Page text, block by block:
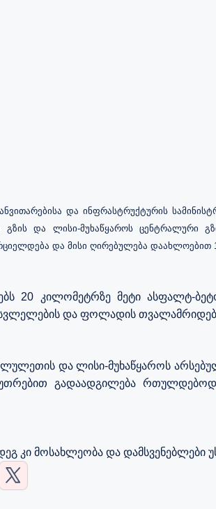
და ინფრასტრუქტურის
გზის და ლისი-მუხაწყაროს ცენტრალური
და მისი ღირებულება დაახლოებით
20 კილომეტრზე მეტი ასფალტ-
და ფოლადის
და ლისი-მუხაწყაროს
გადაადგილება
კი მოსახლეობა და დამსვენებლები